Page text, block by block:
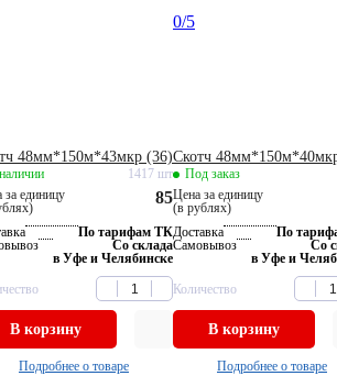
48мм*150м*43мкр (36)
1417 шт
за единицу
85
По тарифам ТК
Со склада
в Уфе и Челябинске
В корзину
Подробнее о товаре
0/5
Скотч
Под заказ
Цена за единицу
(в рублях)
Доставка
По
Самовывоз
Со
в Уфе и
Количество
В корзину
Подробнее о товаре